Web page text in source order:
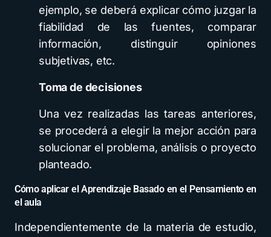
ejemplo, se deberá explicar cómo juzgar la
fiabilidad de las fuentes, comparar
información, distinguir opiniones
subjetivas, etc.
Toma de decisiones
Una vez realizadas las tareas anteriores,
se procederá a elegir la mejor acción para
solucionar el problema, análisis o proyecto
planteado.
Cómo aplicar el Aprendizaje Basado en el Pensamiento en
el aula
Independientemente de la materia de estudio,